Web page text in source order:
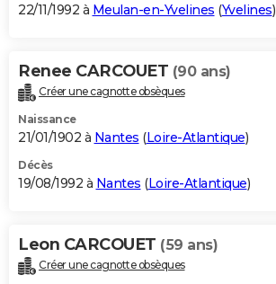
22/11/1992 à Meulan-en-Yvelines (Yvelines)
Renee CARCOUET (90 ans)
Créer une cagnotte obsèques
Naissance
21/01/1902 à Nantes (Loire-Atlantique)
Décès
19/08/1992 à Nantes (Loire-Atlantique)
Leon CARCOUET (59 ans)
Créer une cagnotte obsèques